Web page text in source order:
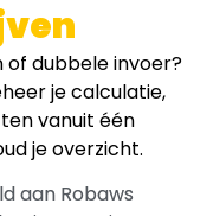
of dubbele invoer?
je calculatie,
vanuit één
je overzicht.
aan Robaws